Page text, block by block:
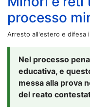
processo
Arresto all'estero e difesa
Nel processo
educativa, e
messa alla prova
del reato